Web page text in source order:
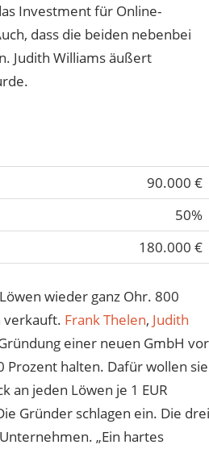
Investment für Online-
dass die beiden nebenbei
Judith Williams äußert
90.000 €
50%
180.000 €
wieder ganz Ohr. 800
verkauft. Frank Thelen, Judith
einer neuen GmbH
Prozent halten. Dafür wollen sie
an jeden Löwen je 1 EUR
Gründer schlagen ein. Die drei
„Ein hartes